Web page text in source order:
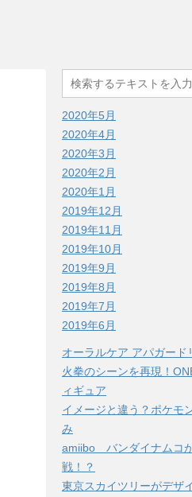
2020年5月
2020年4月
2020年3月
2020年2月
2020年1月
2019年12月
2019年11月
2019年10月
2019年9月
2019年8月
2019年7月
2019年6月
オーラルケア アパガード
火拳のシーンを再現！
ィギュア
イメージと違う？ポケモ
み
amiibo バンダイナムコ
戦！？
東京スカイツリーがデザ